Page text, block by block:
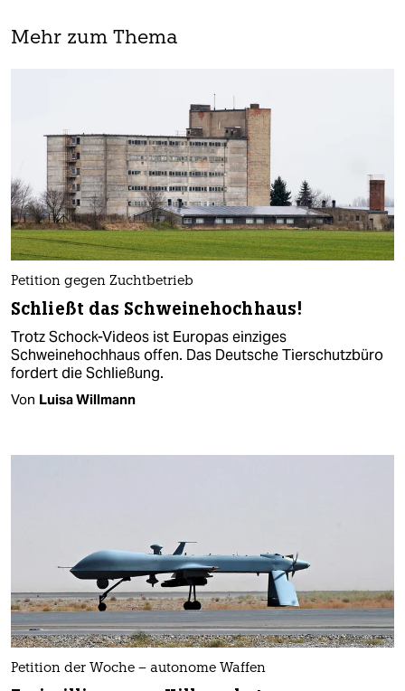
Mehr zum Thema
Petition gegen Zuchtbetrieb
Schließt das Schweinehochhaus!
Trotz Schock-Videos ist Europas einziges
Schweinehochhaus offen. Das Deutsche Tierschutzbüro
fordert die Schließung.
Von Luisa Willmann
Petition der Woche – autonome Waffen